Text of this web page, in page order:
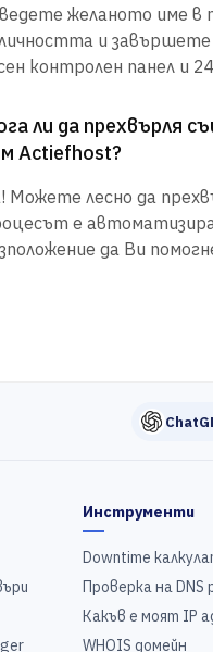
желаното име в
и завършете
контролен панел и
ли да прехвърля
Actiefhost?
Можете лесно да
е
да Ви
Инструменти
Downtime
Проверка на DNS
Какъв е моят IP
WHOIS домейн